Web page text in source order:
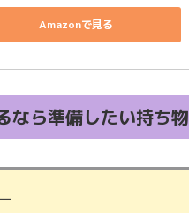
Amazonで見る
なら準備したい持ち物